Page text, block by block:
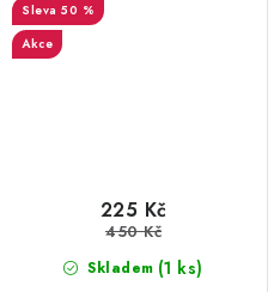
50 %
Akce
Skladem (1 ks)
225 Kč
450 Kč